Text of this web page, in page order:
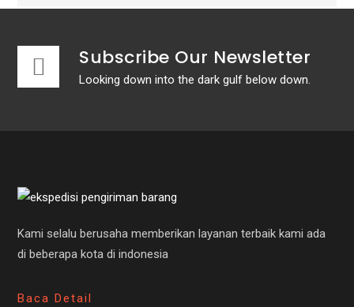
Subscribe Our Newsletter
Looking down into the dark gulf below down.
Kami selalu berusaha memberikan layanan terbaik kami ada
di beberapa kota di indonesia
Baca Detail